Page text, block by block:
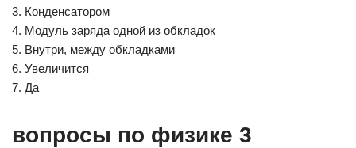
3. Конденсатором
4. Модуль заряда одной из обкладок
5. Внутри, между обкладками
6. Увеличится
7. Да
вопросы по физике 3